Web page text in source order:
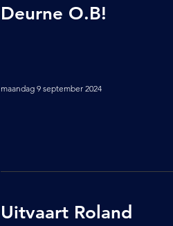
Deurne O.B!
maandag 9 september 2024
Uitvaart Roland